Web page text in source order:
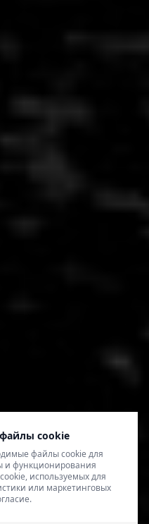
файлы cookie
файлы cookie для
и функционирования
используемых для
или маркетинговых